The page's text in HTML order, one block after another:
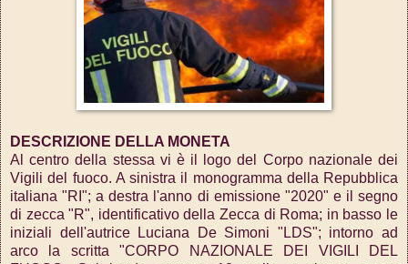
DESCRIZIONE DELLA MONETA
Al centro della stessa vi è il logo del Corpo nazionale dei
Vigili del fuoco. A sinistra il monogramma della Repubblica
italiana "RI"; a destra l'anno di emissione "2020" e il segno
di zecca "R", identificativo della Zecca di Roma; in basso le
iniziali dell'autrice Luciana De Simoni "LDS"; intorno ad
arco la scritta "CORPO NAZIONALE DEI VIGILI DEL